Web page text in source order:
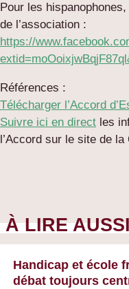
Pour les
de l’association :
https://
Références :
Télécharger l’Accord
Suivre ici en direct les
l’Accord sur le site de la
À LIRE
Handicap et école
débat toujours